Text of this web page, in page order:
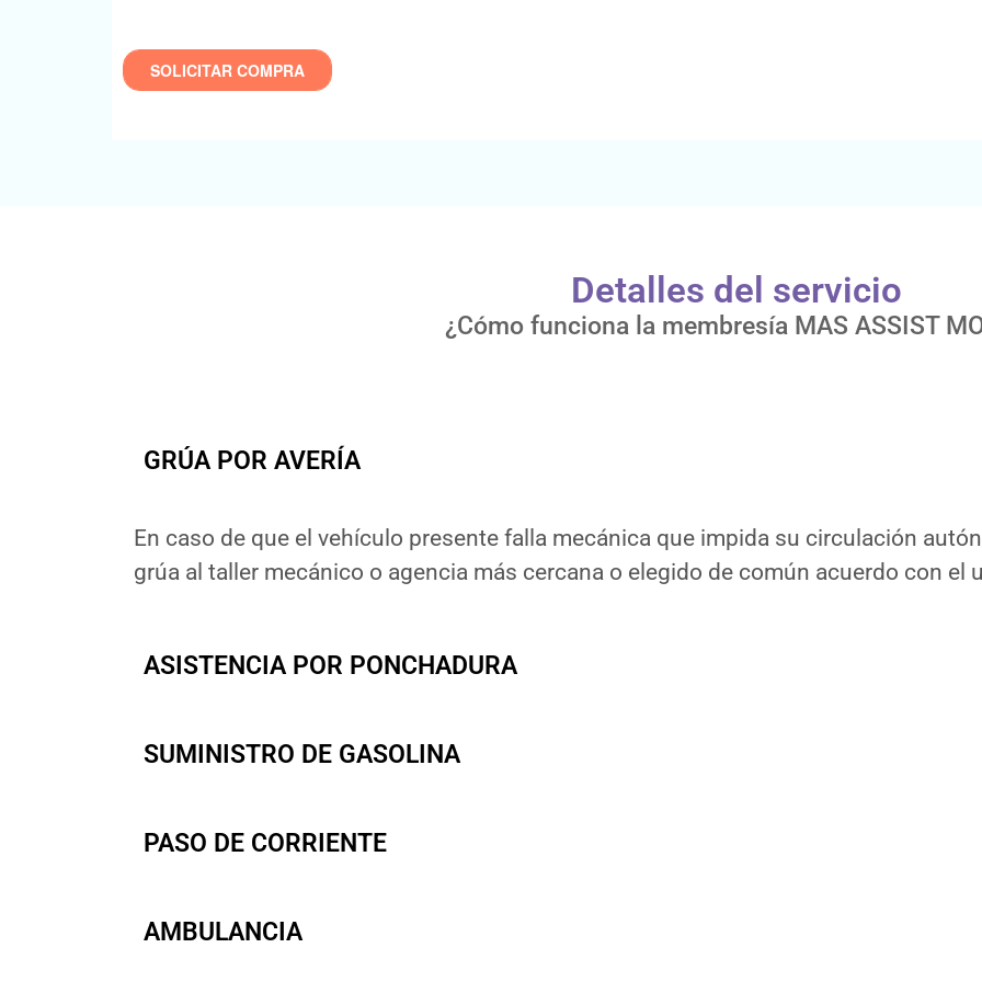
Detalles del servicio
¿Cómo funciona la membresía MAS ASSIST
GRÚA POR AVERÍA
En caso de que el vehículo presente falla mecánica que impida su circulación
grúa al taller mecánico o agencia más cercana o elegido de común acuerdo con el
ASISTENCIA POR PONCHADURA
SUMINISTRO DE GASOLINA
PASO DE CORRIENTE
AMBULANCIA